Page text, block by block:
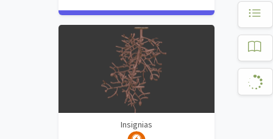
Insignias